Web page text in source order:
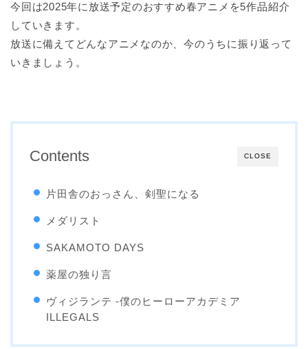
今回は2025年に放送予定のおすすめ春アニメを5作品紹介
していきます。
放送に備えてどんなアニメなのか、今のうちに振り返って
いきましょう。
CLOSE
Contents
片田舎のおっさん、剣聖になる
メダリスト
SAKAMOTO DAYS
薬屋の独り言
ヴィジランテ -僕のヒーローアカデミア
ILLEGALS